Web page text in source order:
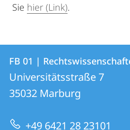
Sie hier (Link).
Kontakt
und
Informationen
zur
Kontaktinformationen
FB
01
|
Rechtswissenschaften
FB 01 |
Universitätsstraße 7
35032 Marburg
+49 6421 28 23101